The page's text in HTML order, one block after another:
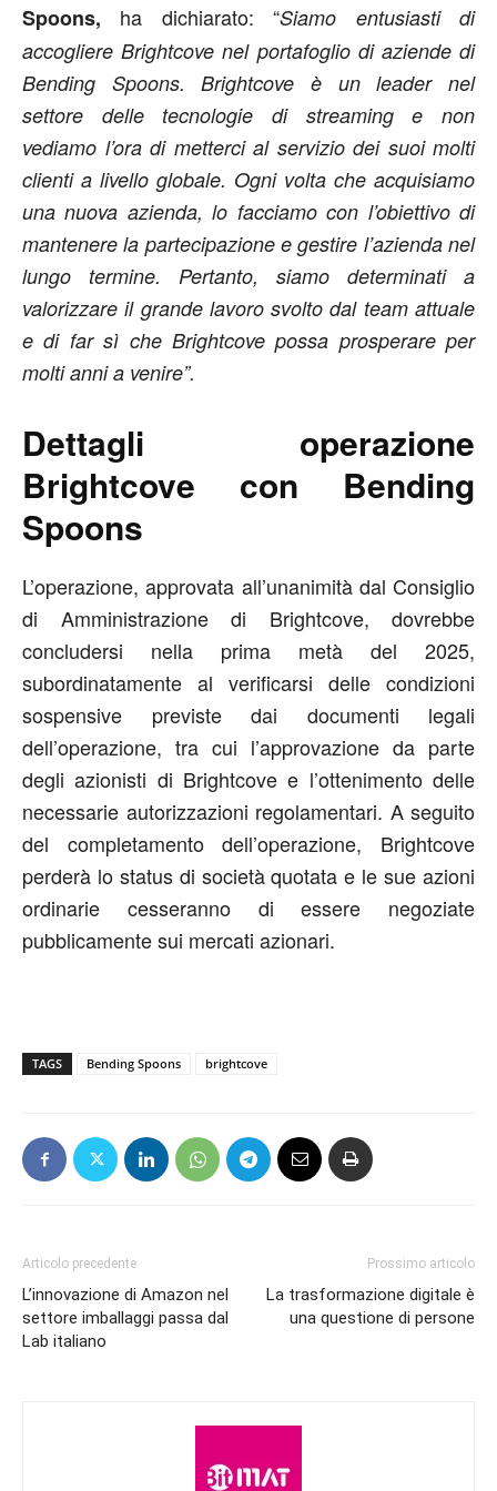
Spoons, ha dichiarato: “Siamo entusiasti di
accogliere Brightcove nel portafoglio di aziende di
Bending Spoons. Brightcove è un leader nel
settore delle tecnologie di streaming e non
vediamo l’ora di metterci al servizio dei suoi molti
clienti a livello globale. Ogni volta che acquisiamo
una nuova azienda, lo facciamo con l’obiettivo di
mantenere la partecipazione e gestire l’azienda nel
lungo termine. Pertanto, siamo determinati a
valorizzare il grande lavoro svolto dal team attuale
e di far sì che Brightcove possa prosperare per
molti anni a venire”.
Dettagli operazione
Brightcove con Bending
Spoons
L’operazione, approvata all’unanimità dal Consiglio
di Amministrazione di Brightcove, dovrebbe
concludersi nella prima metà del 2025,
subordinatamente al verificarsi delle condizioni
sospensive previste dai documenti legali
dell’operazione, tra cui l’approvazione da parte
degli azionisti di Brightcove e l’ottenimento delle
necessarie autorizzazioni regolamentari. A seguito
del completamento dell’operazione, Brightcove
perderà lo status di società quotata e le sue azioni
ordinarie cesseranno di essere negoziate
pubblicamente sui mercati azionari.
TAGS Bending Spoons brightcove
Articolo precedente
L’innovazione di Amazon nel
settore imballaggi passa dal
Lab italiano
Prossimo articolo
La trasformazione digitale è
una questione di persone